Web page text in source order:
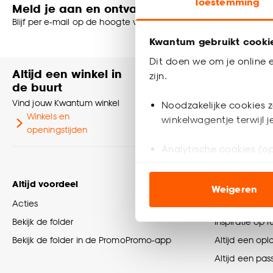
Kwantum gebruikt
Dit doen we om je online
zijn.
Noodzakelijke cookies
winkelwagentje terwijl
Analytische cookies
ook buiten de
Klik op ‘Ja, alles
noodzakelijke cookies te
Weigeren
Meld je aan en ontvang € 5,- korting op je
Blijf per e-mail op de hoogte van leuke aanbiedingen,
Altijd een winkel in
de buurt
Vind jouw Kwantum winkel
Winkels en
openingstijden
klantenservice
Altijd voordeel
Acties
Bekijk de folder
Bekijk de folder in de PromoPromo-app
Tips en info
Inspiratie op
Altijd een
Altijd een